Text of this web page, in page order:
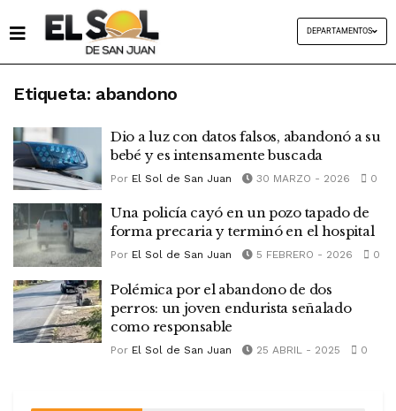
DEPARTAMENTOS
Etiqueta: abandono
Dio a luz con datos falsos, abandonó a su
bebé y es intensamente buscada
Por El Sol de San Juan 30 MARZO - 2026 0
Una policía cayó en un pozo tapado de
forma precaria y terminó en el hospital
Por El Sol de San Juan 5 FEBRERO - 2026 0
Polémica por el abandono de dos
perros: un joven endurista señalado
como responsable
Por El Sol de San Juan 25 ABRIL - 2025 0